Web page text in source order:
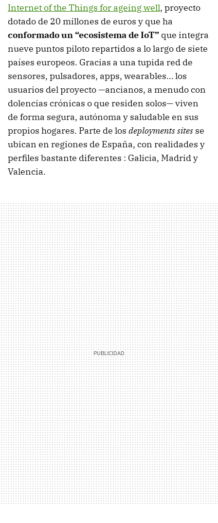
Internet of the Things for ageing well, proyecto
dotado de 20 millones de euros y que ha
conformado un “ecosistema de IoT” que integra
nueve puntos piloto repartidos a lo largo de siete
países europeos. Gracias a una tupida red de
sensores, pulsadores, apps, wearables… los
usuarios del proyecto —ancianos, a menudo con
dolencias crónicas o que residen solos— viven
de forma segura, autónoma y saludable en sus
propios hogares. Parte de los deployments sites se
ubican en regiones de España, con realidades y
perfiles bastante diferentes : Galicia, Madrid y
Valencia.